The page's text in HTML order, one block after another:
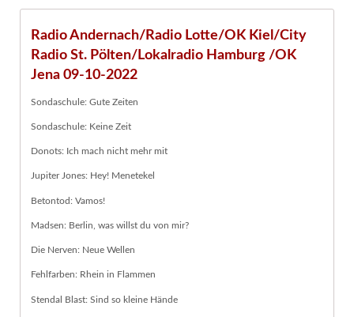
Radio Andernach/Radio Lotte/OK Kiel/City
Radio St. Pölten/Lokalradio Hamburg /OK
Jena 09-10-2022
Sondaschule: Gute Zeiten
Sondaschule: Keine Zeit
Donots: Ich mach nicht mehr mit
Jupiter Jones: Hey! Menetekel
Betontod: Vamos!
Madsen: Berlin, was willst du von mir?
Die Nerven: Neue Wellen
Fehlfarben: Rhein in Flammen
Stendal Blast: Sind so kleine Hände